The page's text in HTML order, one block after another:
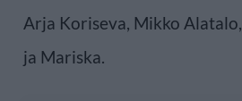
Arja Koriseva, Mikko
ja Mariska.